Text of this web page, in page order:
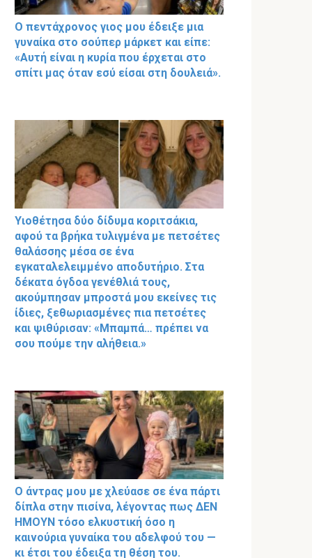
Ο πεντάχρονος γιος μου έδειξε μια
γυναίκα στο σούπερ μάρκετ και είπε:
«Αυτή είναι η κυρία που έρχεται στο
σπίτι μας όταν εσύ είσαι στη δουλειά».
Υιοθέτησα δύο δίδυμα κοριτσάκια,
αφού τα βρήκα τυλιγμένα με πετσέτες
θαλάσσης μέσα σε ένα
εγκαταλελειμμένο αποδυτήριο. Στα
δέκατα όγδοα γενέθλιά τους,
ακούμπησαν μπροστά μου εκείνες τις
ίδιες, ξεθωριασμένες πια πετσέτες
και ψιθύρισαν: «Μπαμπά… πρέπει να
σου πούμε την αλήθεια.»
Ο άντρας μου με χλεύασε σε ένα πάρτι
δίπλα στην πισίνα, λέγοντας πως ΔΕΝ
ΗΜΟΥΝ τόσο ελκυστική όσο η
καινούρια γυναίκα του αδελφού του —
κι έτσι του έδειξα τη θέση του.